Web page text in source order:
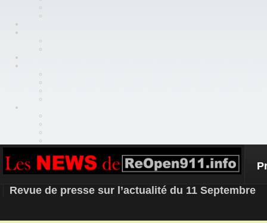
REOPEN911 – NEWS
Revue de presse sur l’actualité du 11 Septembre